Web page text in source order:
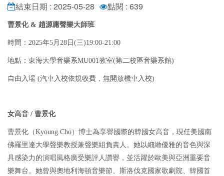
結束日期 : 2025-05-28
點閱 : 639
曹景化 & 趙源庸聲樂大師班
時間：2025年5月28日(三)19:00-21:00
地點：東海大學音樂系MU001教室(第二校區音樂系館)
自由入場 (汽車入校依規收費，無開放機車入校)
女高音 / 曹景化
曹景化（Kyoung Cho）博士為享譽國際的韓國女高音，現任美國南
佛羅里達大學聲樂教授兼聲樂組負責人。她以細緻優雅的音色與深
具感染力的演唱風格廣受樂評人讚譽，並活躍於歐美與亞洲重要音
樂舞台。她曾與奧地利海頓音樂節、斯洛伐克國家歌劇院、韓國首